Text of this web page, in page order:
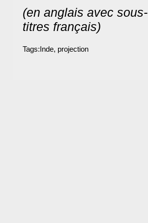
(en anglais avec sous-
titres français)
Tags:Inde, projection